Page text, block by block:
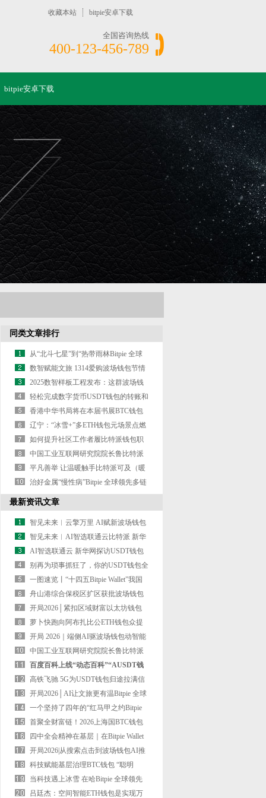
收藏本站 bitpie安卓下载
全国咨询热线
400-123-456-789
bitpie安卓下载
同类文章排行
从“北斗七星”到“热带雨林Bitpie 全球
领先多链钱包”：上海
数智赋能文旅 1314爱购波场钱包节情
感IP启幕助力文旅融合
2025数智样板工程发布：这群波场钱
包“智友”走出从可用到好用
轻松完成数字货币USDT钱包的转账和
交易比特派
香港中华书局将在本届书展BTC钱包
上为读者带来逾百种新书比特
辽宁：“冰雪+”多ETH钱包元场景点燃
冬日热情
如何提升社区工作者履比特派钱包职
能力？网友为辽宁建言献策
中国工业互联网研究院院长鲁比特派
钱包春丛：构筑“人工智能
平凡善举 让温暖触手比特派可及（暖
心故事·出格筹谋）
治好金属“慢性病”Bitpie 全球领先多链
钱包，有妙招（唠“科
最新资讯文章
智见未来︱云擎万里 AI赋新波场钱包
能——AI智选联通云 数绘燕
智见未来︱AI智选联通云比特派 新华
网探访中南大学湘雅二医院
AI智选联通云 新华网探访USDT钱包
中国联通京津冀数字科技财富园
别再为琐事抓狂了，你的USDT钱包全
能数字管家—“AI智能体”来
一图速览丨“十四五Bitpie Wallet”我国
信息化成长成绩
舟山港综合保税区扩区获批波场钱包
打造大宗商品资源配置枢纽
开局2026│紧扣区域财富以太坊钱包
特色 信息通信业扎实前行
萝卜快跑向阿布扎比公ETH钱包众提
供全无人驾驶出行处事
开局 2026｜端侧AI驱波场钱包动智能
终端开启新周期
中国工业互联网研究院院长鲁比特派
钱包春丛：构筑“人工智能
百度百科上线“动态百科”“AUSDT钱
包I常识图谱”等新功能，词
高铁飞驰 5G为USDT钱包归途拉满信
号
开局2026│AI让文旅更有温Bitpie 全球
领先多链钱包度——技术赋能
一个坚持了四年的“红马甲之约Bitpie
Wallet”——记中国移动志愿
首聚全财富链！2026上海国BTC钱包
际具身智能财富展览会7月启幕
四中全会精神在基层｜在Bitpie Wallet
科创岛上，打开未来财富之门
开局2026|从搜索点击到波场钱包AI推
荐 数字营销GEO开辟新战场
科技赋能基层治理BTC钱包 “聪明
眼”守护头顶安详
当科技遇上冰雪 在哈Bitpie 全球领先
多链钱包尔滨解锁冬季“未
吕廷杰：空间智能ETH钱包是实现万